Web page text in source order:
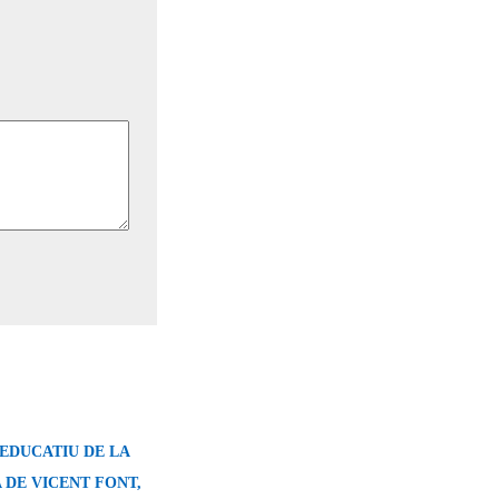
DE LA
DE VICENT FONT,